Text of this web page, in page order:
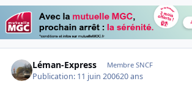
Léman-Express Membre SNCF
Publication: 11 juin 200620 ans